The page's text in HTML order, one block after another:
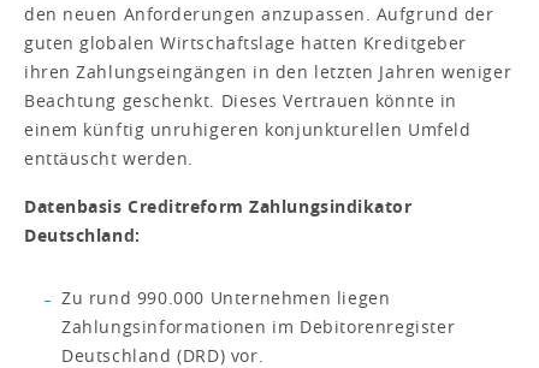
den neuen Anforderungen anzupassen. Aufgrund der
guten globalen Wirtschaftslage hatten Kreditgeber
ihren Zahlungseingängen in den letzten Jahren weniger
Beachtung geschenkt. Dieses Vertrauen könnte in
einem künftig unruhigeren konjunkturellen Umfeld
enttäuscht werden.
Datenbasis Creditreform Zahlungsindikator
Deutschland:
Zu rund 990.000 Unternehmen liegen
Zahlungsinformationen im Debitorenregister
Deutschland (DRD) vor.